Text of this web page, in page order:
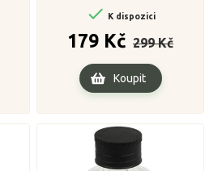
 K dispozici
179 Kč
cena
299 Kč
Koupit